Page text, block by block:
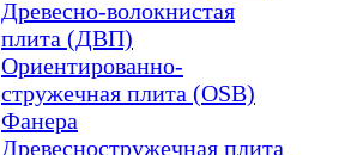
Древесно-волокнистая
плита (ДВП)
Ориентированно-
стружечная плита (OSB)
Фанера
Древесностружечная плита